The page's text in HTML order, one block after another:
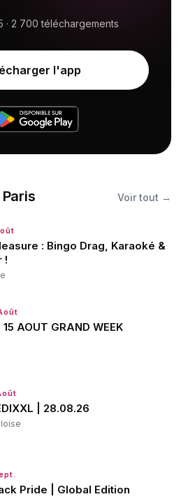
· 2 700 téléchargements
l'app
Paris Voir tout →
: Bingo Drag, Karaoké &
!
AOUT GRAND WEEK
| 28.08.26
Pride | Global Edition